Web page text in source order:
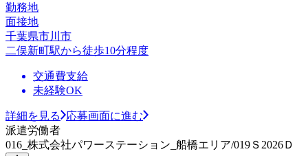
勤務地
面接地
千葉県市川市
二俣新町駅から徒歩10分程度
交通費支給
未経験OK
詳細を見る
応募画面に進む
派遣労働者
016_株式会社パワーステーション_船橋エリア/019Ｓ2026Ｄ